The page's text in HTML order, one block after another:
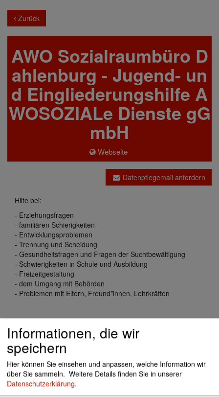
Zurück
AWO Sozialraumbüro D
ahlenburg - Jugend- un
d Eingliederungshilfe A
WOSOZIALe Dienste gG
mbH
Webseite
Datenpflegemail anfordern
Hilfe bei:
- Erziehungsfragen
- familiären Schierigkeiten
- Entwicklungsproblemen
- Trennung und Scheidung
- Gesundheitsfragen und Fragen der Suchtbewältigung
- Schwierigkeiten in Schule und Ausbildung
- Freizeitgestaltung
- dem Umgang mit Behörden
- Problemen mit Eltern, Freund*innen, Lehrkräften
Britta Schütz
041431 862 98-0
info@awosozial.de
Informationen, die wir
speichern
Hier können Sie einsehen und anpassen, welche Information wir
über Sie sammeln. Weitere Details finden Sie in unserer
Datenschutzerklärung.